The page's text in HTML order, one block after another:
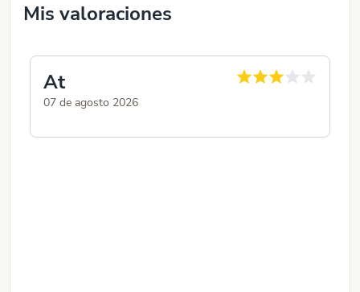
Mis valoraciones
At
07 de agosto 2026